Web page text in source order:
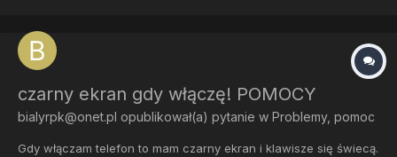
czarny ekran gdy włączę! POMOCY
bialyrpk@onet.pl opublikował(a) pytanie w Problemy, pomoc
Gdy włączam telefon to mam czarny ekran i klawisze się świecą.